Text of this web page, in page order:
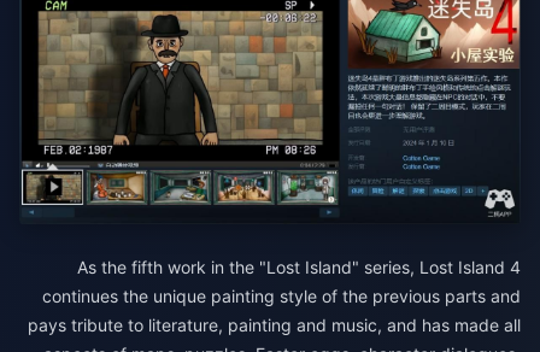
As the fifth work in the "Lost Island" series, Lost Island 4
continues the unique painting style of the previous parts and
pays tribute to literature, painting and music, and has made all